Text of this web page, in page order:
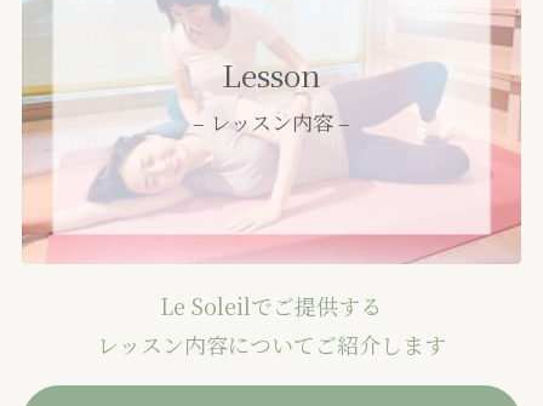
Lesson
– レッスン内容 –
Le Soleilでご提供する
レッスン内容についてご紹介します